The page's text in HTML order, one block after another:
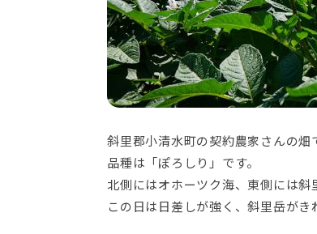
斜里郡小清水町の契約農家さんの畑
品種は「ぽろしり」です。
北側にはオホーツク海、東側には斜
この日は日差しが強く、斜里岳がき